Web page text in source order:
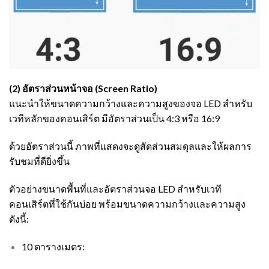
(2) อัตราส่วนหน้าจอ (Screen Ratio)
แนะนำให้ขนาดความกว้างและความสูงของจอ LED สำหรับ
เวทีหลักของคอนเสิร์ต มีอัตราส่วนเป็น 4:3 หรือ 16:9
ด้วยอัตราส่วนนี้ ภาพที่แสดงจะดูสัดส่วนสมดุลและให้ผลการ
รับชมที่ดียิ่งขึ้น
ตัวอย่างขนาดพื้นที่และอัตราส่วนจอ LED สำหรับเวที
คอนเสิร์ตที่ใช้กันบ่อย พร้อมขนาดความกว้างและความสูง
ดังนี้:
10 ตารางเมตร: